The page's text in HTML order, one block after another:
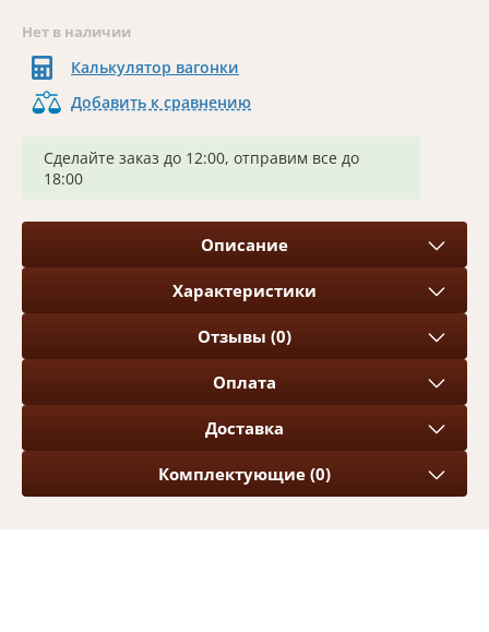
Нет в наличии
Калькулятор вагонки
Добавить к сравнению
Сделайте заказ до 12:00, отправим все до
18:00
Описание
Характеристики
Отзывы (0)
Оплата
Доставка
Комплектующие (0)